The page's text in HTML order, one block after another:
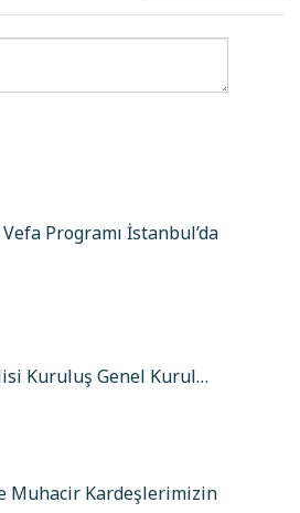
Vefa Programı İstanbul’da
Kuruluş Genel Kurul…
Muhacir Kardeşlerimizin